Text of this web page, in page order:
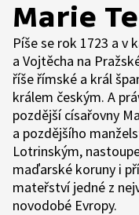
Marie
Píše se rok 1723 a v
a Vojtěcha na
říše římské a král
králem českým. A
pozdější císařovny
a pozdějšího
Lotrinským,
maďarské koruny i
mateřství jedné z
novodobé Evropy.